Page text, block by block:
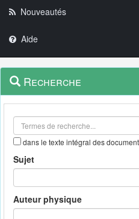
Nouveautés
Aide
Navigation
outils
Menu
contextuel
Recherche
dans le texte intégral des
Sujet
Auteur physique